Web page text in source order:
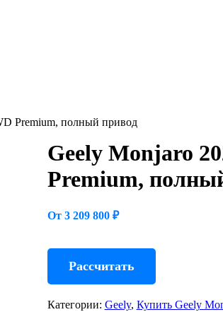
Premium, полный привод
Geely Monjaro
Premium,
От 3 209 800 ₽
Рассчитать
Категории: Geely, Купить Geely